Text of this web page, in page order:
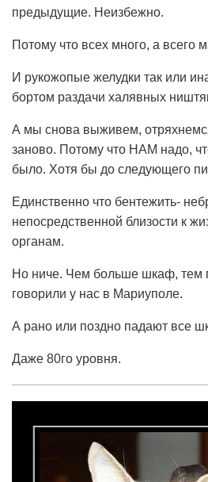
предыдущие. Неизбежно.
Потому что всех много, а всего
И рукожопые желудки так или
бортом раздачи халявных
А мы снова выживем,
заново. Потому что НАМ надо,
было. Хотя бы до следующего
Единственно что бентежить-
непосредственной близости к
органам.
Но ниче. Чем больше шкаф, тем
говорили у нас в Мариуполе.
А рано или поздно падают все
Даже 80го уровня.